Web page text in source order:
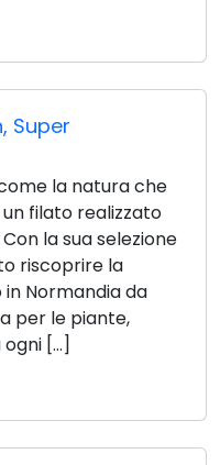
Super
la natura che
un filato realizzato
la sua selezione
riscoprire la
Normandia da
per le piante,
[…]